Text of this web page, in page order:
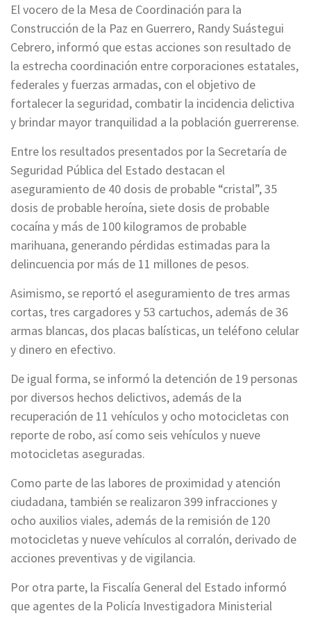
El vocero de la Mesa de Coordinación para la
Construcción de la Paz en Guerrero, Randy Suástegui
Cebrero, informó que estas acciones son resultado de
la estrecha coordinación entre corporaciones estatales,
federales y fuerzas armadas, con el objetivo de
fortalecer la seguridad, combatir la incidencia delictiva
y brindar mayor tranquilidad a la población guerrerense.
Entre los resultados presentados por la Secretaría de
Seguridad Pública del Estado destacan el
aseguramiento de 40 dosis de probable “cristal”, 35
dosis de probable heroína, siete dosis de probable
cocaína y más de 100 kilogramos de probable
marihuana, generando pérdidas estimadas para la
delincuencia por más de 11 millones de pesos.
Asimismo, se reportó el aseguramiento de tres armas
cortas, tres cargadores y 53 cartuchos, además de 36
armas blancas, dos placas balísticas, un teléfono celular
y dinero en efectivo.
De igual forma, se informó la detención de 19 personas
por diversos hechos delictivos, además de la
recuperación de 11 vehículos y ocho motocicletas con
reporte de robo, así como seis vehículos y nueve
motocicletas aseguradas.
Como parte de las labores de proximidad y atención
ciudadana, también se realizaron 399 infracciones y
ocho auxilios viales, además de la remisión de 120
motocicletas y nueve vehículos al corralón, derivado de
acciones preventivas y de vigilancia.
Por otra parte, la Fiscalía General del Estado informó
que agentes de la Policía Investigadora Ministerial